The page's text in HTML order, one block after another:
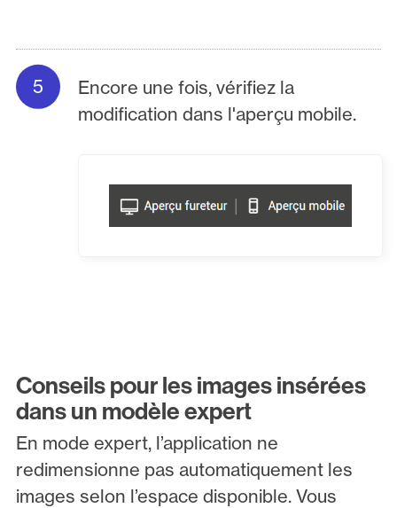
Encore une fois, vérifiez la
modification dans l'aperçu mobile.
Conseils pour les images insérées
dans un modèle expert
En mode expert, l’application ne
redimensionne pas automatiquement les
images selon l’espace disponible. Vous